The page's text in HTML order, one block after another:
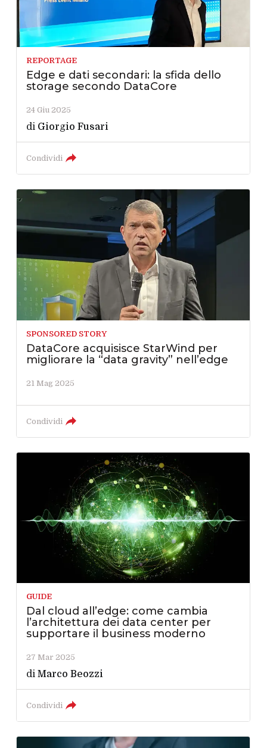
REPORTAGE
Edge e dati secondari: la sfida dello
storage secondo DataCore
24 Giu 2025
di Giorgio Fusari
Condividi
SPONSORED STORY
DataCore acquisisce StarWind per
migliorare la “data gravity” nell’edge
21 Mag 2025
Condividi
GUIDE
Dal cloud all’edge: come cambia
l’architettura dei data center per
supportare il business moderno
27 Mar 2025
diMarco Beozzi
Condividi